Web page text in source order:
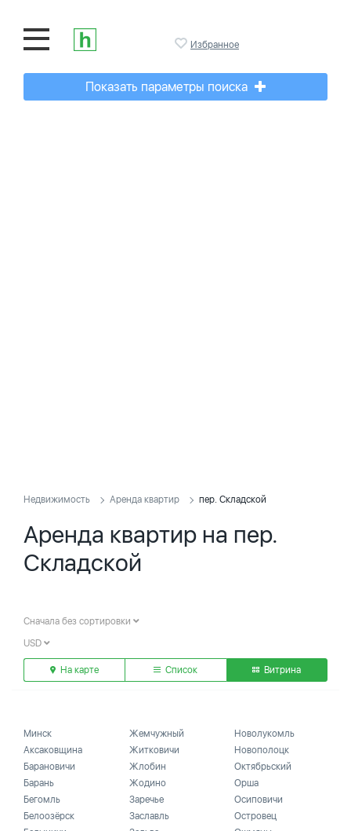
Избранное
Показать параметры поиска
Недвижимость Аренда квартир пер. Складской
Аренда квартир на пер.
Складской
Сначала без сортировки
USD
На карте Список Витрина
Минск
Аксаковщина
Барановичи
Барань
Бегомль
Белоозёрск
Жемчужный
Житковичи
Жлобин
Жодино
Заречье
Заславль
Новолукомль
Новополоцк
Октябрьский
Орша
Осиповичи
Островец